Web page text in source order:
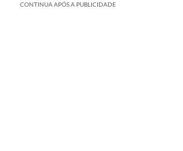
CONTINUA APÓS A PUBLICIDADE